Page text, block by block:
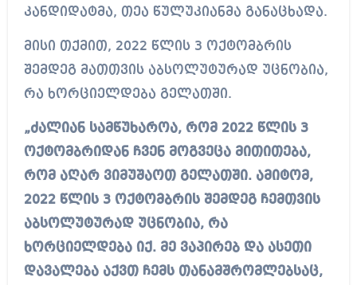
კანდიდატმა, თეა წულუკიანმა განაცხადა.
მისი თქმით, 2022 წლის 3 ოქტომბრის
შემდეგ მათთვის აბსოლუტურად უცნობია,
რა ხორციელდება გელათში.
„ძალიან სამწუხაროა, რომ 2022 წლის 3
ოქტომბრიდან ჩვენ მოგვეცა მითითება,
რომ აღარ ვიმუშაოთ გელათში. ამიტომ,
2022 წლის 3 ოქტომბრის შემდეგ ჩემთვის
აბსოლუტურად უცნობია, რა
ხორციელდება იქ. მე ვაპირებ და ასეთი
დავალება აქვთ ჩემს თანამშრომლებსაც,